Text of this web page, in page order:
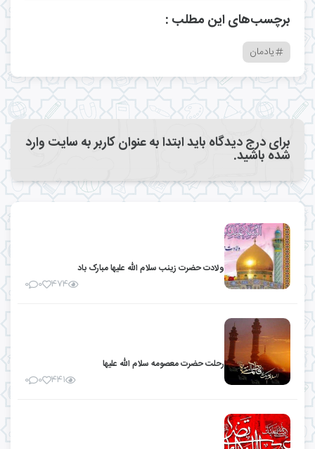
برچسب‌های این مطلب :
یادمان
برای درج دیدگاه باید ابتدا به عنوان کاربر به سایت وارد
شده باشید.
ولادت حضرت زینب سلام الله علیها مبارک باد
۴۷۴ ۰ ۰
رحلت حضرت معصومه سلام الله علیها
۴۴۱ ۰ ۰